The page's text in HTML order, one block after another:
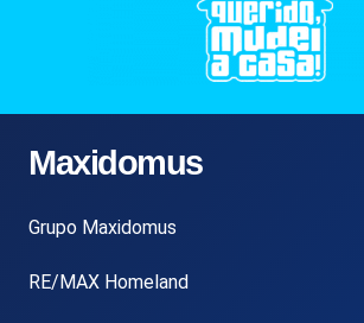
Maxidomus
Grupo Maxidomus
RE/MAX Homeland